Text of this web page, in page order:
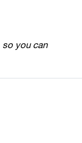
so you can